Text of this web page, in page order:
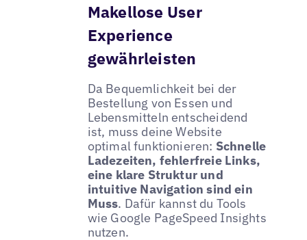
Makellose User
Experience
gewährleisten
Da Bequemlichkeit bei der
Bestellung von Essen und
Lebensmitteln entscheidend
ist, muss deine Website
optimal funktionieren: Schnelle
Ladezeiten, fehlerfreie Links,
eine klare Struktur und
intuitive Navigation sind ein
Muss. Dafür kannst du Tools
wie Google PageSpeed Insights
nutzen.